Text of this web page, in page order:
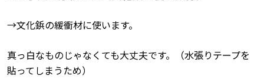
→文化鋲の緩衝材に使います。
真っ白なものじゃなくても大丈夫です。（水張りテープを
貼ってしまうため）